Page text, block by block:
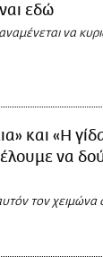
εδώ
να
και «H
να
τον